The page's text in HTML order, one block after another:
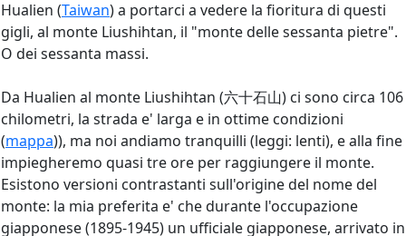
Hualien (Taiwan) a portarci a vedere la fioritura di questi
gigli, al monte Liushihtan, il "monte delle sessanta pietre".
O dei sessanta massi.
Da Hualien al monte Liushihtan (六十石山) ci sono circa 106
chilometri, la strada e' larga e in ottime condizioni
(mappa)), ma noi andiamo tranquilli (leggi: lenti), e alla fine
impiegheremo quasi tre ore per raggiungere il monte.
Esistono versioni contrastanti sull'origine del nome del
monte: la mia preferita e' che durante l'occupazione
giapponese (1895-1945) un ufficiale giapponese, arrivato in